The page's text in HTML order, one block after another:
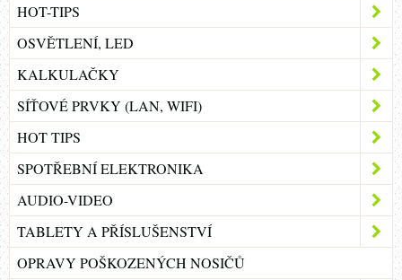
HOT-TIPS
OSVĚTLENÍ, LED
KALKULAČKY
SÍŤOVÉ PRVKY (LAN, WIFI)
HOT TIPS
SPOTŘEBNÍ ELEKTRONIKA
AUDIO-VIDEO
TABLETY A PŘÍSLUŠENSTVÍ
OPRAVY POŠKOZENÝCH NOSIČŮ